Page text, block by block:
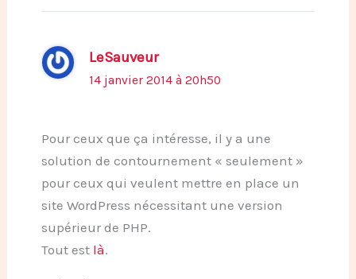
LeSauveur
14 janvier 2014 à 20h50
Pour ceux que ça intéresse, il y a une
solution de contournement « seulement »
pour ceux qui veulent mettre en place un
site WordPress nécessitant une version
supérieur de PHP.
Tout est là.